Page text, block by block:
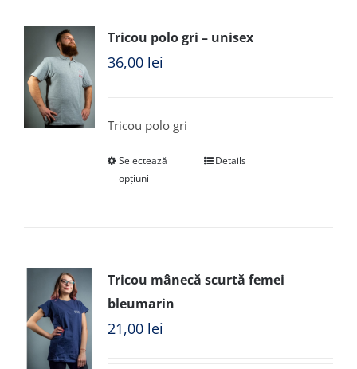
Tricou polo gri – unisex
36,00 lei
Tricou polo gri
Selectează
opțiuni
Details
Tricou mânecă scurtă femei
bleumarin
21,00 lei